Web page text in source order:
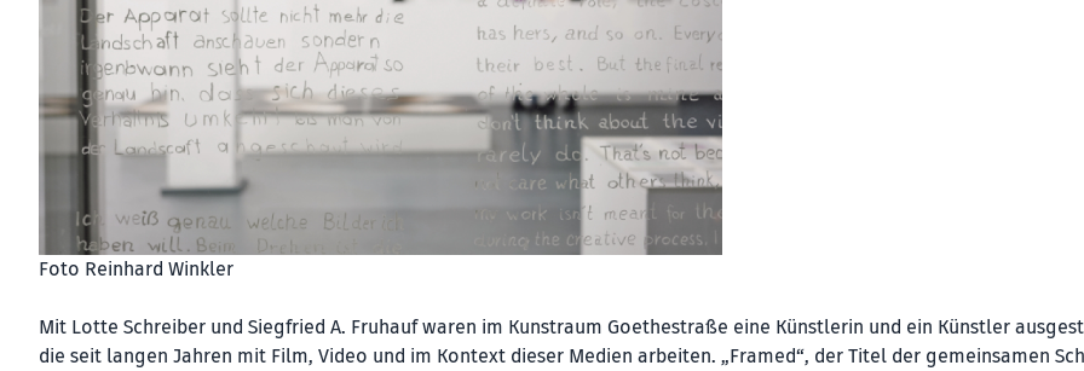
Foto Reinhard Winkler
Mit Lotte Schreiber und Siegfried A. Fruhauf waren im Kunstraum Goethestraße eine Künstlerin und ein Künstler
die seit langen Jahren mit Film, Video und im Kontext dieser Medien arbeiten. „Framed“, der Titel der gemeinsamen